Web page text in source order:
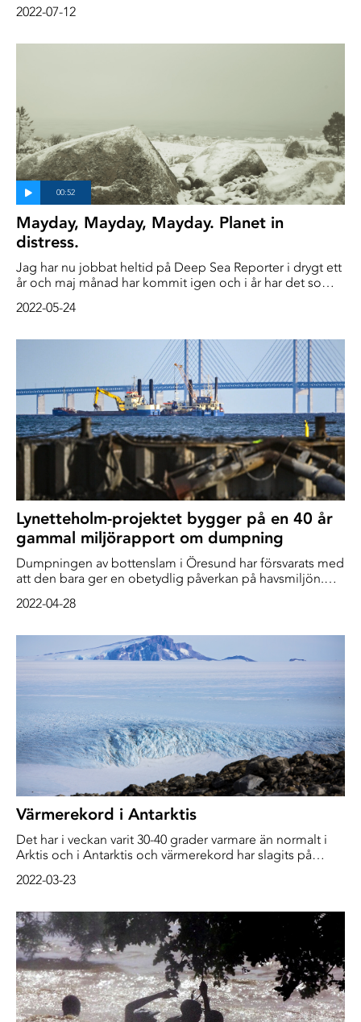
ske
2022-07-12
Mayday, Mayday, Mayday. Planet in
distress.
Jag har nu jobbat heltid på Deep Sea Reporter i drygt ett
år och maj månad har kommit igen och i år har det som
säsonger på några timmar. Men nu verkar det som om
när som helst under året
2022-05-24
Lynetteholm-projektet bygger på en 40 år
gammal miljörapport om dumpning
Dumpningen av bottenslam i Öresund har försvarats med
att den bara ger en obetydlig påverkan på havsmiljön.
miljökonsekvensbeskrivningen inför projektet
amerikansk studie, rapporterar DR
2022-04-28
Värmerekord i Antarktis
Det har i veckan varit 30-40 grader varmare än normalt i
Arktis och i Antarktis och värmerekord har slagits på
ser sånt här hända, säger meteorologen Matthew Lazzara
2022-03-23